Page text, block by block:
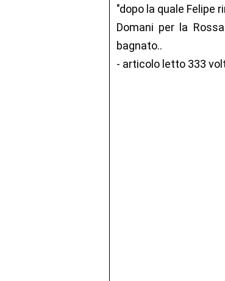
"dopo la quale Felipe
Domani per la
bagnato..
- articolo letto 333